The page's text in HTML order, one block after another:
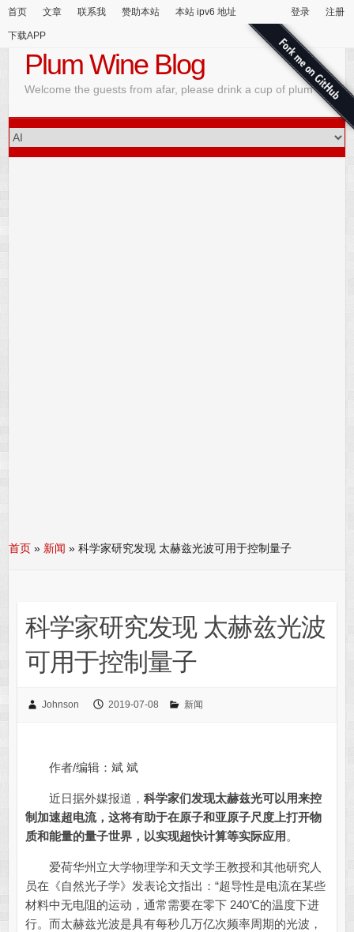
首页 文章 联系我 赞助本站 本站 ipv6 地址
下载APP
登录 注册
Plum Wine Blog
Welcome the guests from afar, please drink a cup of plum wine
首页 » 新闻 »科学家研究发现 太赫兹光波可用于控制量子
科学家研究发现 太赫兹光波
可用于控制量子
Johnson 2019-07-08 新闻
作者/编辑：斌 斌
近日据外媒报道， 科学家们发现太赫兹光可以用来控
制加速超电流，这将有助于在原子和亚原子尺度上打开物
质和能量的量子世界，以实现超快计算等实际应用 。
爱荷华州立大学物理学和天文学王教授和其他研究人
员在《自然光子学》发表论文指出：“超导性是电流在某些
材料中无电阻的运动，通常需要在零下 240℃的温度下进
行。而太赫兹光波是具有每秒几万亿次频率周期的光波，